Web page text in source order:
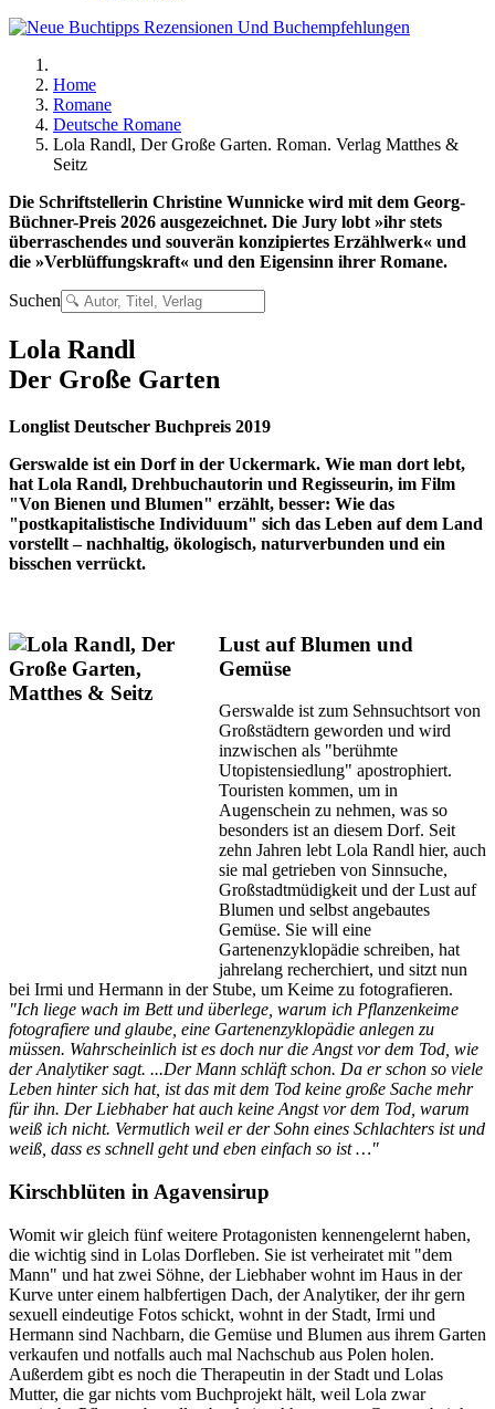
Home
Romane
Deutsche Romane
Lola Randl, Der Große Garten. Roman. Verlag Matthes &
Seitz
Die Schriftstellerin Christine Wunnicke wird mit dem Georg-
Büchner-Preis 2026 ausgezeichnet. Die Jury lobt »ihr stets
überraschendes und souverän konzipiertes Erzählwerk« und
die »Verblüffungskraft« und den Eigensinn ihrer Romane.
Suchen
Lola Randl
Der Große Garten
Longlist Deutscher Buchpreis 2019
Gerswalde ist ein Dorf in der Uckermark. Wie man dort lebt,
hat Lola Randl, Drehbuchautorin und Regisseurin, im Film
"Von Bienen und Blumen" erzählt, besser: Wie das
"postkapitalistische Individuum" sich das Leben auf dem Land
vorstellt – nachhaltig, ökologisch, naturverbunden und ein
bisschen verrückt.
Lust auf Blumen und
Gemüse
Gerswalde ist zum Sehnsuchtsort von
Großstädtern geworden und wird
inzwischen als "berühmte
Utopistensiedlung" apostrophiert.
Touristen kommen, um in
Augenschein zu nehmen, was so
besonders ist an diesem Dorf. Seit
zehn Jahren lebt Lola Randl hier, auch
sie mal getrieben von Sinnsuche,
Großstadtmüdigkeit und der Lust auf
Blumen und selbst angebautes
Gemüse. Sie will eine
Gartenenzyklopädie schreiben, hat
jahrelang recherchiert, und sitzt nun
bei Irmi und Hermann in der Stube, um Keime zu fotografieren.
"Ich liege wach im Bett und überlege, warum ich Pflanzenkeime
fotografiere und glaube, eine Gartenenzyklopädie anlegen zu
müssen. Wahrscheinlich ist es doch nur die Angst vor dem Tod, wie
der Analytiker sagt. ...Der Mann schläft schon. Da er schon so viele
Leben hinter sich hat, ist das mit dem Tod keine große Sache mehr
für ihn. Der Liebhaber hat auch keine Angst vor dem Tod, warum
weiß ich nicht. Vermutlich weil er der Sohn eines Schlachters ist und
weiß, dass es schnell geht und eben einfach so ist …"
Kirschblüten in Agavensirup
Womit wir gleich fünf weitere Protagonisten kennengelernt haben,
die wichtig sind in Lolas Dorfleben. Sie ist verheiratet mit "dem
Mann" und hat zwei Söhne, der Liebhaber wohnt im Haus in der
Kurve unter einem halbfertigen Dach, der Analytiker, der ihr gern
sexuell eindeutige Fotos schickt, wohnt in der Stadt, Irmi und
Hermann sind Nachbarn, die Gemüse und Blumen aus ihrem Garten
verkaufen und notfalls auch mal Nachschub aus Polen holen.
Außerdem gibt es noch die Therapeutin in der Stadt und Lolas
Mutter, die gar nichts vom Buchprojekt hält, weil Lola zwar